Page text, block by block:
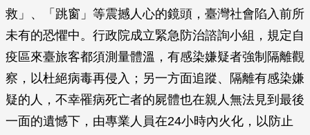
救」、「跳窗」等震撼人心的鏡頭，臺灣社會陷入前所
未有的恐懼中。行政院成立緊急防治諮詢小組，規定自
疫區來臺旅客都須測量體溫，有感染嫌疑者強制隔離觀
察，以杜絕病毒再侵入；另一方面追蹤、隔離有感染嫌
疑的人，不幸罹病死亡者的屍體也在親人無法見到最後
一面的遺憾下，由專業人員在24小時內火化，以防止